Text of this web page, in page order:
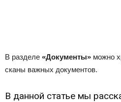
В разделе «Документы» можно
сканы важных документов.
В данной статье мы